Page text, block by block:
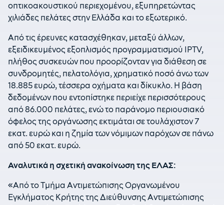
οπτικοακουστικού περιεχομένου, εξυπηρετώντας
χιλιάδες πελάτες στην Ελλάδα και το εξωτερικό.
Από τις έρευνες κατασχέθηκαν, μεταξύ άλλων,
εξειδικευμένος εξοπλισμός προγραμματισμού IPTV,
πλήθος συσκευών που προορίζονταν για διάθεση σε
συνδρομητές, πελατολόγια, χρηματικό ποσό άνω των
18.885 ευρώ, τέσσερα οχήματα και δίκυκλο. Η βάση
δεδομένων που εντοπίστηκε περιείχε περισσότερους
από 86.000 πελάτες, ενώ το παράνομο περιουσιακό
όφελος της οργάνωσης εκτιμάται σε τουλάχιστον 7
εκατ. ευρώ και η ζημία των νόμιμων παρόχων σε πάνω
από 50 εκατ. ευρώ.
Αναλυτικά η σχετική ανακοίνωση της ΕΛΑΣ:
«Από το Τμήμα Αντιμετώπισης Οργανωμένου
Εγκλήματος Κρήτης της Διεύθυνσης Αντιμετώπισης